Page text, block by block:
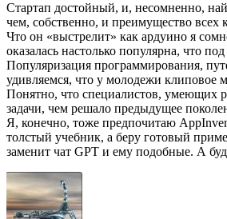
Стартап достойный, и, несомненно,
чем, собственно, и преимущество всех
Что он «выстрелит» как ардуино я
оказалась настолько популярна, что
Популяризация программирования,
удивляемся, что у молодежи клиповое
Понятно, что специалистов, умеющих
задачи, чем решало предыдущее
Я, конечно, тоже предпочитаю
толстый учебник, а беру готовый
заменит чат GPT и ему подобные. А